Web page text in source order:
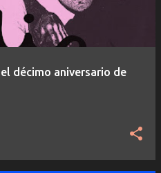
décimo aniversario de